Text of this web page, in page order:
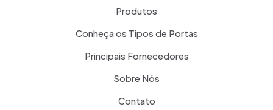
Produtos
Conheça os Tipos de Portas
Principais Fornecedores
Sobre Nós
Contato